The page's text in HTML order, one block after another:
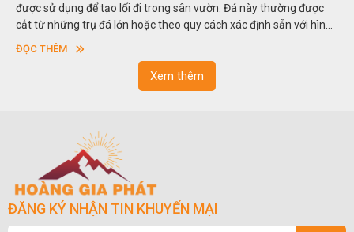
được sử dụng để tạo lối đi trong sân vườn. Đá này thường được
cắt từ những trụ đá lớn hoặc theo quy cách xác định sẵn với hình
vuông hoặc hình chữ nhật và có độ dày khác nhau.
ĐỌC THÊM
Xem thêm
ĐĂNG KÝ NHẬN TIN KHUYẾN MẠI